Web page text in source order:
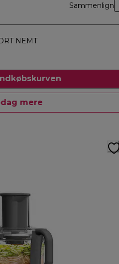
Sammenlign
NEMT
mere